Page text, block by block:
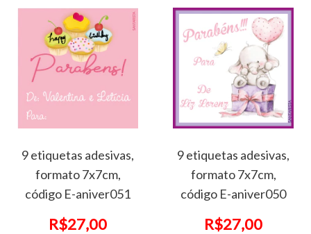
9 etiquetas adesivas,
formato 7x7cm,
código E-aniver051
R$27,00
9 etiquetas adesivas,
formato 7x7cm,
código E-aniver050
R$27,00